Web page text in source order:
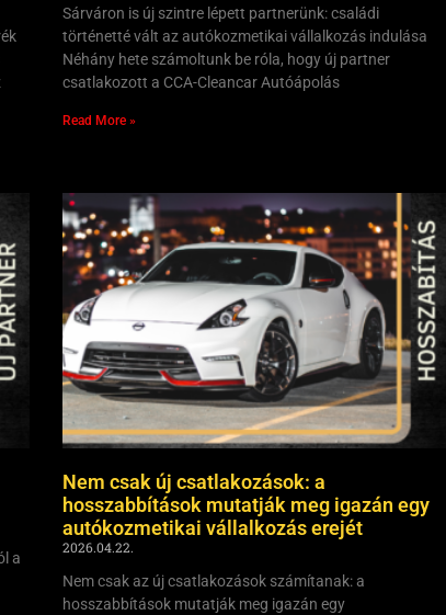
Sárváron is új szintre lépett partnerünk: családi
történetté vált az autókozmetikai vállalkozás indulása
Néhány hete számoltunk be róla, hogy új partner
csatlakozott a CCA-Cleancar Autóápolás
Read More »
a
Nem csak új csatlakozások: a
hosszabbítások mutatják meg igazán egy
autókozmetikai vállalkozás erejét
2026.04.22.
Nem csak az új csatlakozások számítanak: a
hosszabbítások mutatják meg igazán egy